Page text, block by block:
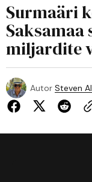
Surmaäri
miljardite
Autor Steven